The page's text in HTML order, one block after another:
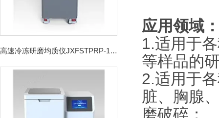
高速冷冻研磨均质仪JXFSTPRP-192CL
应用领域
1.适用于
等样品的
2.适用于
脏、胸腺
磨破碎；